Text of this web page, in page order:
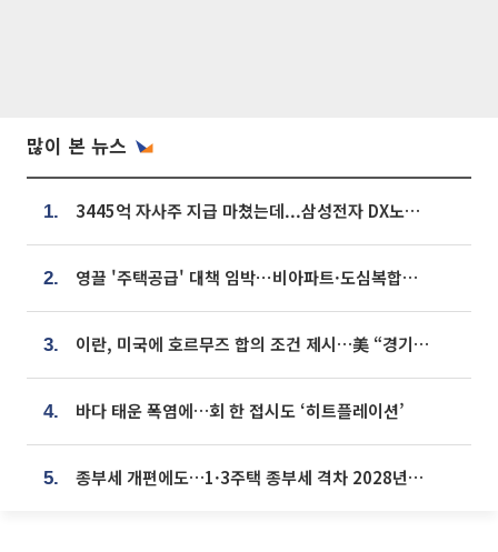
많이 본 뉴스
1. 3445억 자사주 지급 마쳤는데...삼성전자 DX노조, 뒤늦은 '떼쓰기 집회'
2. 영끌 '주택공급' 대책 임박⋯비아파트·도심복합까지 총동원
3. 이란, 미국에 호르무즈 합의 조건 제시…美 “경기 아직 안 끝나” [종합]
4. 바다 태운 폭염에…회 한 접시도 ‘히트플레이션’
5. 종부세 개편에도…1·3주택 종부세 격차 2028년부터 확대